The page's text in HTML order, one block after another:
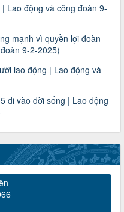
Lao động và công đoàn 9-
mạnh vì quyền lợi đoàn
9-2-2025)
lao động | Lao động và
đi vào đời sống | Lao động